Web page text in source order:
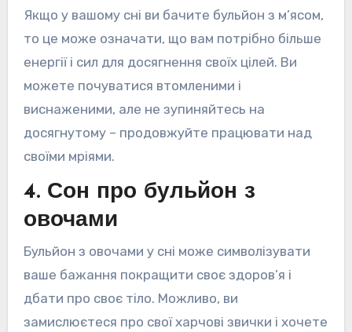
Якщо у вашому сні ви бачите бульйон з м’ясом,
то це може означати, що вам потрібно більше
енергії і сил для досягнення своїх цілей. Ви
можете почуватися втомленими і
виснаженими, але не зупиняйтесь на
досягнутому – продовжуйте працювати над
своїми мріями.
4. Сон про бульйон з
овочами
Бульйон з овочами у сні може символізувати
ваше бажання покращити своє здоров’я і
дбати про своє тіло. Можливо, ви
замислюєтеся про свої харчові звички і хочете